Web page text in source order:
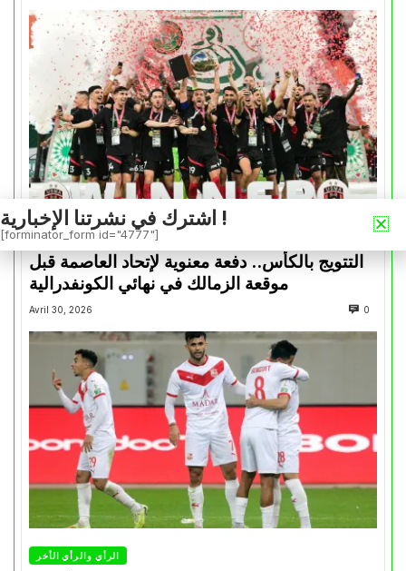
كأس الكونفدرالية
التتويج بالكأس.. دفعة معنوية لإتحاد العاصمة قبل
موقعة الزمالك في نهائي الكونفدرالية
Avril 30, 2026 0
الرأي والرأي الأخر
اشترك في نشرتنا الإخبارية !
[forminator_form id="4777"]